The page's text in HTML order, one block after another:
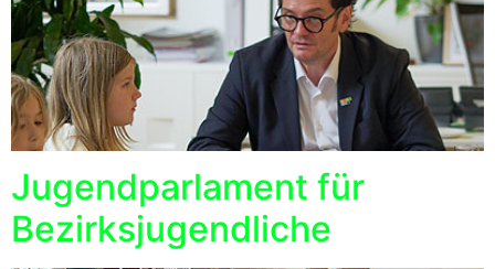
Jugendparlament für
Bezirksjugendliche